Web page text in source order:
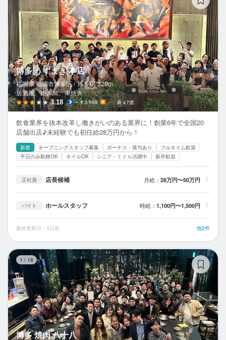
博多 うずまき 本店
福岡県 福岡市博多区 / 博多駅 329m
居酒屋、焼き鳥、串焼き
3.18 ～￥3,999 － 47席
飲食業界を抜本改革し働きがいのある業界に！創業6年で全国20
店舗出店♪未経験でも初任給28万円から！
新着 オープニングスタッフ募集 ボーナス・賞与あり
フルタイム歓迎
平日のみ勤務OK
ネイルOK シニア・ミドル活躍中 新卒歓迎
正社員 店長候補 月給： 28万円〜50万円
バイト ホールスタッフ 時給： 1,100円〜1,500円
最終更新日：3日前 他2件
1 / 18
博多 焼肉 八十八